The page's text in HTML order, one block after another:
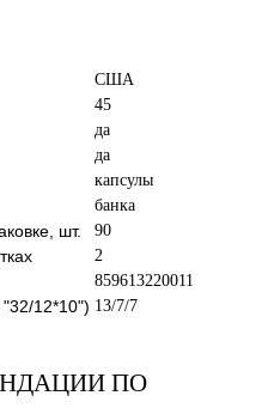
США
45
да
да
капсулы
банка
шт. 90
2
859613220011
"32/12*10") 13/7/7
ПО